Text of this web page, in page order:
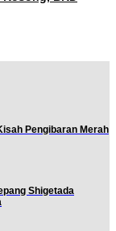
Pengibaran Merah
Shigetada